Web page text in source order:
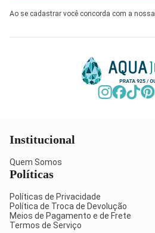
Ao se cadastrar você concorda com a nossa
Institucional
Quem Somos
Políticas
Políticas de Privacidade
Política de Troca de Devolução
Meios de Pagamento e de Frete
Termos de Serviço